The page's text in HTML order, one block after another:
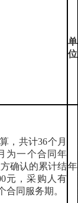
单
位
，共计36个月
为一个合同年
确认的累计结
元，采购人有
合同服务期。
年